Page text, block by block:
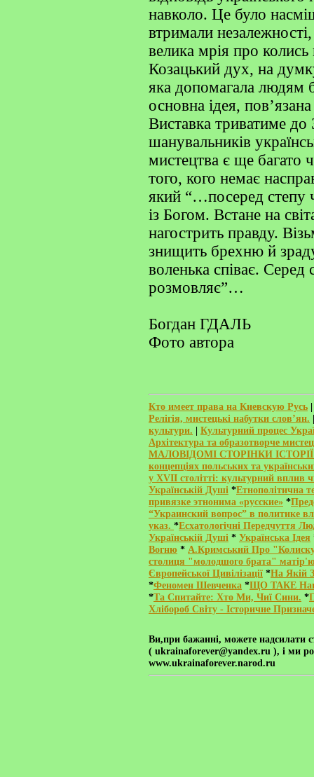
навколо. Це було
втримали
велика мрія про
Козацький дух, на
яка допомагала людям
основна ідея,
Виставка триватиме
шанувальників
мистецтва є ще багато
того, кого немає
який “…посеред степу
із Богом. Встане на
нагострить правду.
знищить брехню й
воленька співає. Серед
розмовляє”…
Богдан ГДАЛЬ
Фото автора
Кто имеет права на Киевскую Русь
Релігія, мистецькі набутки слов’ян.
культури. | Культурний процес
Архітектура та образотворче
МАЛОВІДОМІ СТОРІНКИ
концепціях польських та
у XVII столітті: культурний вплив
Українській Душі *Етнополітична
привязке этнонима «русские» *
“Украинский вопрос” в политике
указ. *Есхатологічні Передчуття
Українській Душі * Українська Ідея
Вогню * А.Кримський Про
столиця "молодшого брата" матір'ю
Європейської Цивілізації *На Якій
*Феномен Шевченка *ЩО ТАКЕ
*Та Спитайте: Хто Ми, Чиї Сини. *
Хлібороб Світу - Історичне
Ви,при бажанні, можете надсилати
( ukrainaforever@yandex.ru ), і ми
www.ukrainaforever.narod.ru